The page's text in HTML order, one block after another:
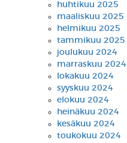
huhtikuu 2025
maaliskuu 2025
helmikuu 2025
tammikuu 2025
joulukuu 2024
marraskuu 2024
lokakuu 2024
syyskuu 2024
elokuu 2024
heinäkuu 2024
kesäkuu 2024
toukokuu 2024